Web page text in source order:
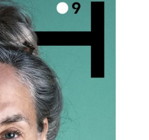
RECEPTY PRO